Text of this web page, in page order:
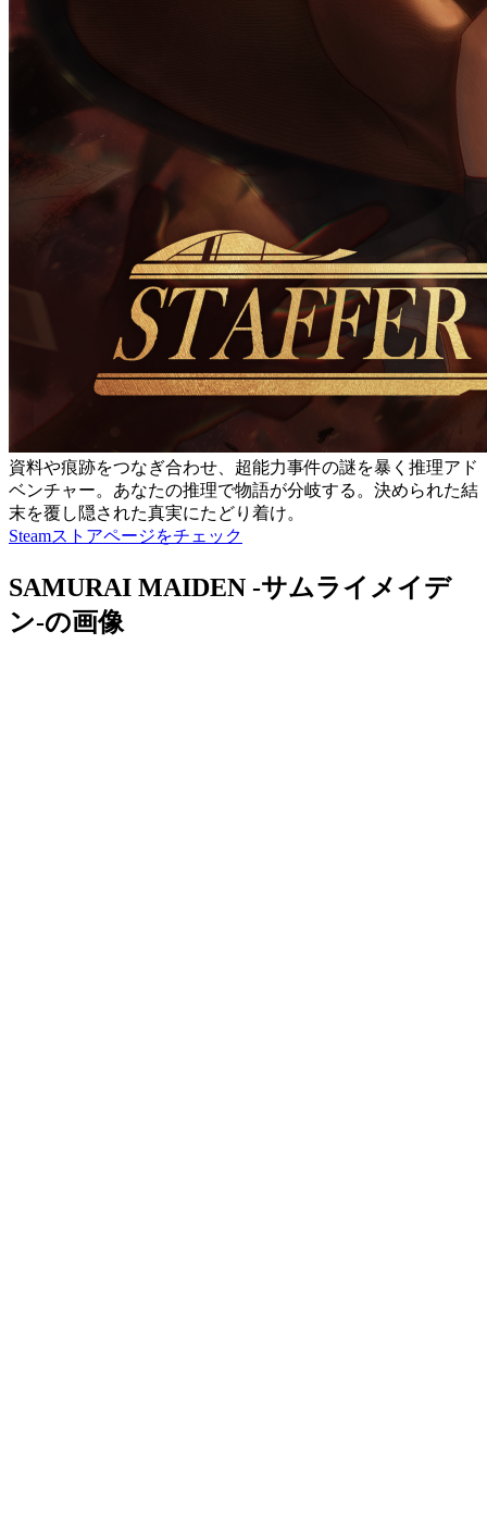
資料や痕跡をつなぎ合わせ、超能力事件の謎を暴く推理アド
ベンチャー。あなたの推理で物語が分岐する。決められた結
末を覆し隠された真実にたどり着け。
Steamストアページをチェック
SAMURAI MAIDEN -サムライメイデ
ン-の画像